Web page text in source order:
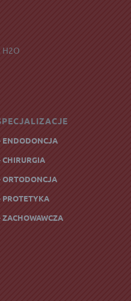
H2O
ENDODONCJA
CHIRURGIA
ORTODONCJA
PROTETYKA
ZACHOWAWCZA